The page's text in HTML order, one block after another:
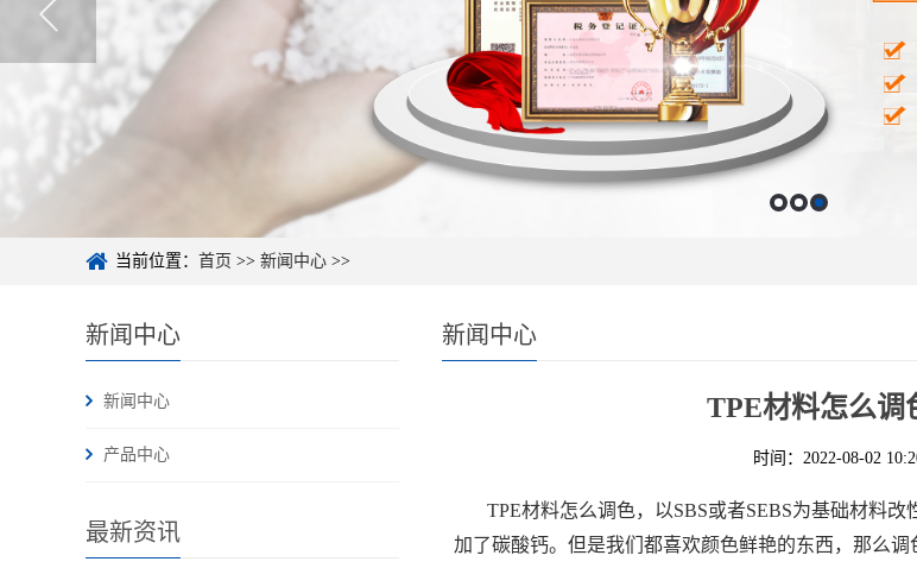
当前位置： 首页 >> 新闻中心 >>
新闻中心
新闻中心
产品中心
最新资讯
新闻中心
TPE材料怎么调
时间：2022-08-02
TPE材料怎么调色，以SBS或者SEBS为基础材料
加了碳酸钙。但是我们都喜欢颜色鲜艳的东西，那么